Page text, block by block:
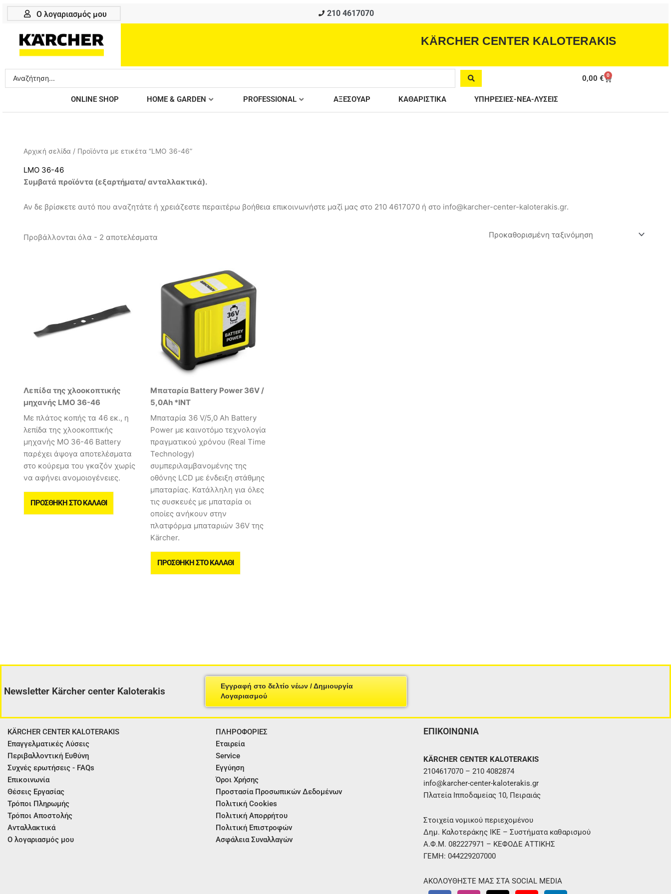
Μετάβαση
Ο λογαριασμός μου 210 4617070
KÄRCHER CENTER KALOTERAKIS
Search
...
0,00€ 0
Cart
ONLINE SHOP HOME & GARDEN PROFESSIONAL ΑΞΕΣΟΥΑΡ ΚΑΘΑΡΙΣΤΙΚΑ ΥΠΗΡΕΣΙΕΣ-ΝΕΑ-ΛΥΣΕΙΣ
Αρχική σελίδα / Προϊόντα με ετικέτα “LMO 36-46”
LMO 36-46
Συμβατά προϊόντα (εξαρτήματα/ ανταλλακτικά).
Αν δε βρίσκετε αυτό που αναζητάτε ή χρειάζεστε περαιτέρω βοήθεια επικοινωνήστε μαζί μας στο 210 4617070 ή στο info@karcher-center-kaloterakis.gr.
Προβάλλονται όλα - 2 αποτελέσματα
Λεπίδα της χλοοκοπτικής
μηχανής LMO 36-46
Με πλάτος κοπής τα 46 εκ., η
λεπίδα της χλοοκοπτικής
μηχανής MO 36-46 Battery
παρέχει άψογα αποτελέσματα
στο κούρεμα του γκαζόν χωρίς
να αφήνει ανομοιογένειες.
ΠΡΟΣΘΉΚΗ ΣΤΟ ΚΑΛΆΘΙ
Μπαταρία Battery Power 36V /
5,0Ah *INT
Mπαταρία 36 V/5,0 Ah Battery
Power με καινοτόμο τεχνολογία
πραγματικού χρόνου (Real Time
Technology)
συμπεριλαμβανομένης της
οθόνης LCD με ένδειξη στάθμης
μπαταρίας. Κατάλληλη για όλες
τις συσκευές με μπαταρία οι
οποίες ανήκουν στην
πλατφόρμα μπαταριών 36V της
Kärcher.
ΠΡΟΣΘΉΚΗ ΣΤΟ ΚΑΛΆΘΙ
Newsletter Kärcher center Kaloterakis
Εγγραφή στο δελτίο νέων / Δημιουργία
Λογαριασμού
KÄRCHER CENTER KALOTERAKIS
Επαγγελματικές Λύσεις
Περιβαλλοντική Ευθύνη
Συχνές ερωτήσεις - FAQs
Επικοινωνία
Θέσεις Εργασίας
Τρόποι Πληρωμής
Τρόποι Αποστολής
Ανταλλακτικά
Ο λογαριασμός μου
ΠΛΗΡΟΦΟΡΙΕΣ
Εταιρεία
Service
Εγγύηση
Όροι Χρήσης
Προστασία Προσωπικών Δεδομένων
Πολιτική Cookies
Πολιτική Απορρήτου
Πολιτική Επιστροφών
Ασφάλεια Συναλλαγών
ΕΠΙΚΟΙΝΩΝΙΑ
KÄRCHER CENTER KALOTERAKIS
2104617070 – 210 4082874
info@karcher-center-kaloterakis.gr
Πλατεία Ιπποδαμείας 10, Πειραιάς
Στοιχεία νομικού περιεχομένου
Δημ. Καλοτεράκης ΙΚΕ – Συστήματα καθαρισμού
Α.Φ.Μ. 082227971 – ΚΕΦΟΔΕ ΑΤΤΙΚΗΣ
ΓΕΜΗ: 044229207000
ΑΚΟΛΟΥΘΗΣΤΕ ΜΑΣ ΣΤΑ SOCIAL MEDIA